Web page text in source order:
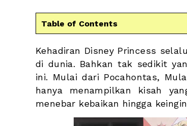
Table of Contents
Kehadiran Disney Princess
di dunia. Bahkan tak sedikit
ini. Mulai dari Pocahontas,
hanya menampilkan kisah
menebar kebaikan hingga